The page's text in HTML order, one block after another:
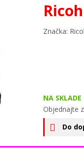
Značka:
NA SKLADE
Objednajte
Do